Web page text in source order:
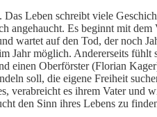
Das Leben schreibt viele
angehaucht. Es beginnt mit
wartet auf den Tod, der noch
Jahr möglich. Andererseits
einen Oberförster (Florian
soll, die eigene Freiheit
verabreicht es ihrem Vater
den Sinn ihres Lebens zu